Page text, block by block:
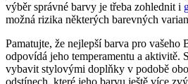
výběr správné barvy je třeba zohlednit i
možná rizika některých barevných
Pamatujte, že nejlepší barva pro vašeho
odpovídá jeho temperamentu a aktivitě.
vybavit stylovými doplňky v podobě
odstínech, které jeho barvu ještě více